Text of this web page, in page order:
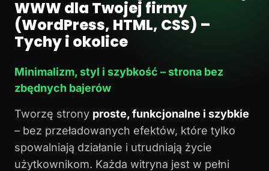
WWW dla Twojej firmy
(WordPress, HTML, CSS) –
Tychy i okolice
Minimalizm, styl i szybkość – strona bez
zbędnych bajerów
Tworzę strony proste, funkcjonalne i szybkie
– bez przeładowanych efektów, które tylko
spowalniają działanie i utrudniają życie
użytkownikom. Każda witryna jest w pełni